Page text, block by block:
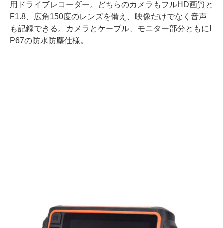
用ドライブレコーダー。どちらのカメラもフルHD画質と
F1.8、広角150度のレンズを備え、映像だけでなく音声
も記録できる。カメラとケーブル、モニター部分ともにI
P67の防水防塵仕様。